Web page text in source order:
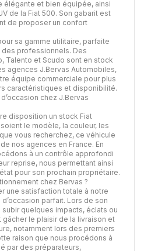
élégante et bien équipée, ainsi
de la Fiat 500. Son gabarit est
de proposer un confort
sa gamme utilitaire, parfaite
professionnels. Des
Talento et Scudo sont en stock
agences J.Bervas Automobiles,
équipe commerciale pour plus
caractéristiques et disponibilité.
chez J.Bervas
disposition un stock Fiat
le modèle, la couleur, les
vous recherchez, ce véhicule
nos agences en France. En
à un contrôle approfondi
reprise, nous permettant ainsi
pour son prochain propriétaire.
chez Bervas ?
une satisfaction totale à notre
parfait. Lors de son
quelques impacts, éclats ou
le plaisir de la livraison et
notamment lors des premiers
raison que nous procédons à
par des préparateurs,